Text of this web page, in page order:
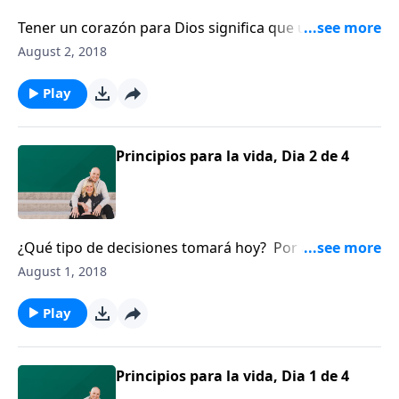
Tener un corazón para Dios significa que usted
tendrá una vida relevante. Dennis Rainey comparte
usted jamás se arrepentirá.
August 2, 2018
Play
Principios para la vida, Dia 2 de 4
¿Qué tipo de decisiones tomará hoy? Por años,
Dennis Rainey ha compartido siete principios para la
todo.
August 1, 2018
Play
Principios para la vida, Dia 1 de 4